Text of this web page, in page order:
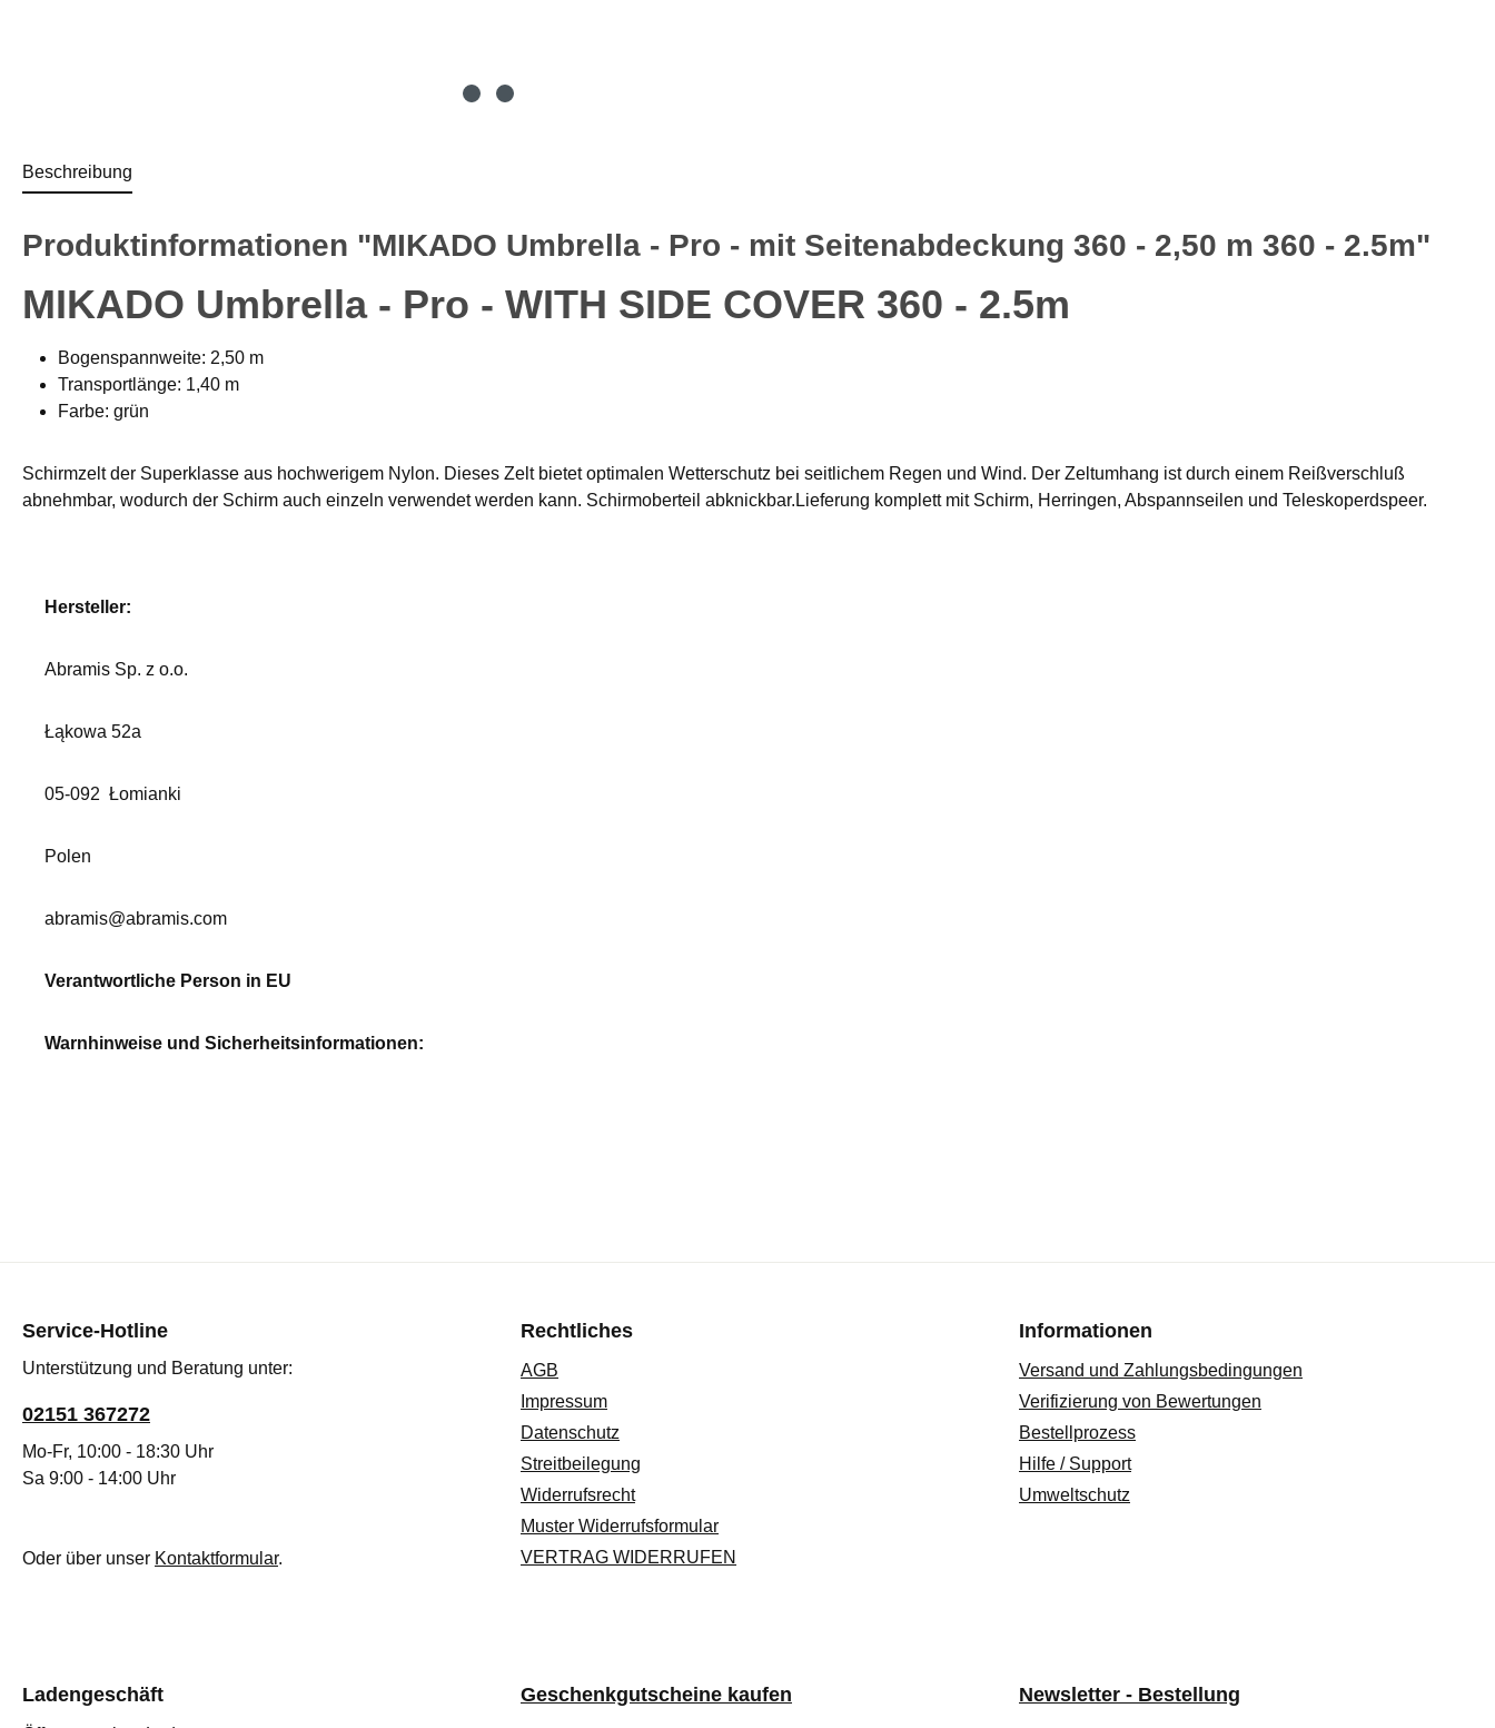
Beschreibung
Produktinformationen "MIKADO Umbrella - Pro - mit Seitenabdeckung 360 - 2,50 m 360 - 2.5m"
MIKADO Umbrella - Pro - WITH SIDE COVER 360 - 2.5m
Bogenspannweite: 2,50 m
Transportlänge: 1,40 m
Farbe: grün
Schirmzelt der Superklasse aus hochwerigem Nylon. Dieses Zelt bietet optimalen Wetterschutz bei seitlichem Regen und Wind. Der Zeltumhang ist durch einem Reißverschluß
abnehmbar, wodurch der Schirm auch einzeln verwendet werden kann. Schirmoberteil abknickbar.Lieferung komplett mit Schirm, Herringen, Abspannseilen und Teleskoperdspeer.
Hersteller:
Abramis Sp. z o.o.
Łąkowa 52a
05-092 Łomianki
Polen
abramis@abramis.com
Verantwortliche Person in EU
Warnhinweise und Sicherheitsinformationen:
Service-Hotline
Unterstützung und Beratung unter:
02151 367272
Mo-Fr, 10:00 - 18:30 Uhr
Sa 9:00 - 14:00 Uhr
Oder über unser Kontaktformular.
Rechtliches
AGB
Impressum
Datenschutz
Streitbeilegung
Widerrufsrecht
Muster Widerrufsformular
VERTRAG WIDERRUFEN
Informationen
Versand und Zahlungsbedingungen
Verifizierung von Bewertungen
Bestellprozess
Hilfe / Support
Umweltschutz
Ladengeschäft Geschenkgutscheine kaufen Newsletter - Bestellung